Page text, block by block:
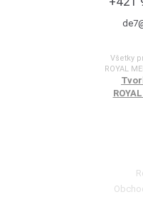
Všetky
ROYAL